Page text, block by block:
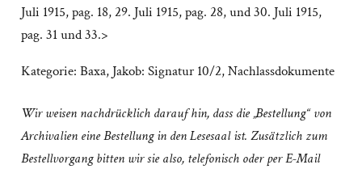
Juli 1915, pag. 18, 29. Juli 1915, pag. 28, und 30. Juli 1915,
pag. 31 und 33.>
Kategorie: Baxa, Jakob: Signatur 10/2,Nachlassdokumente
Wir weisen nachdrücklich darauf hin, dass die „Bestellung“ von
Archivalien eine Bestellung in den Lesesaal ist. Zusätzlich zum
Bestellvorgang bitten wir sie also, telefonisch oder per E-Mail